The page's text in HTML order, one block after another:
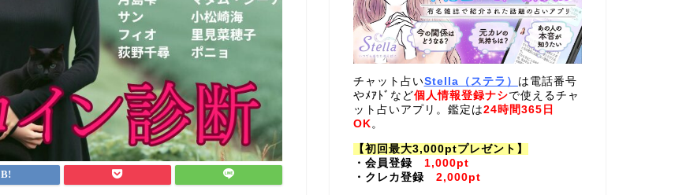
チャット占いStella（ステラ） は電話番号
やﾒｱﾄﾞなど個人情報登録ナシで使えるチャ
ット占いアプリ。鑑定は24時間365日
OK 。
【初回最大3,000ptプレゼント】
・会員登録 1,000pt
・クレカ登録 2,000pt